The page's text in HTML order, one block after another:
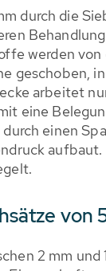
durch die
werden von
geschoben,
arbeitet
eine
einen
von
2 mm